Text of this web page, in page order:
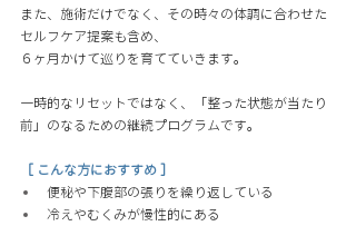
また、施術だけでなく、その時々の体調に合わせた
セルフケア提案も含め、
６ヶ月かけて巡りを育てていきます。
一時的なリセットではなく、「整った状態が当たり
前」のなるための継続プログラムです。
［ こんな方におすすめ ］
便秘や下腹部の張りを繰り返している
冷えやむくみが慢性的にある